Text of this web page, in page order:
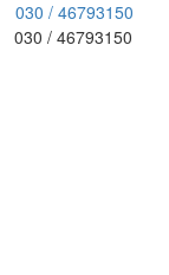
030 / 46793150
030 / 46793150